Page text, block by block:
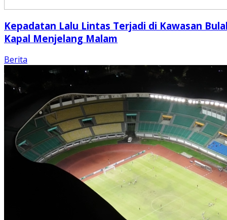
Kepadatan Lalu Lintas Terjadi di Kawasan
Kapal Menjelang Malam
Berita